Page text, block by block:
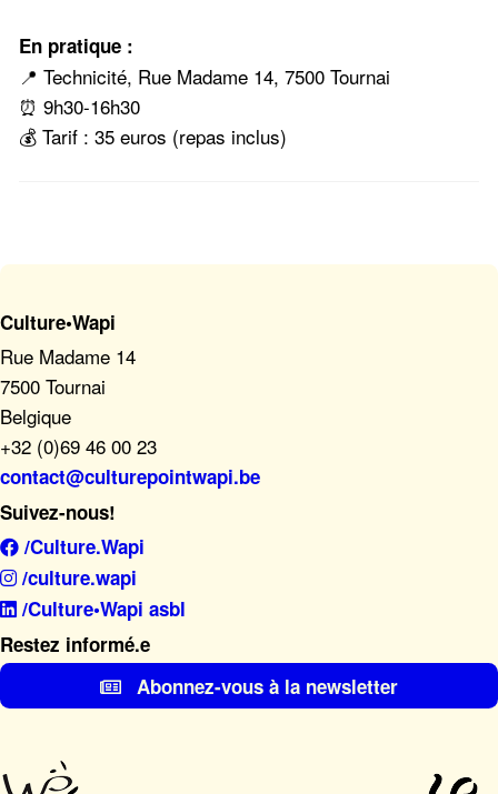
En pratique :
📍 Technicité, Rue Madame 14, 7500 Tournai
⏰ 9h30-16h30
💰 Tarif : 35 euros (repas inclus)
Culture•Wapi
Rue Madame 14
7500 Tournai
Belgique
+32 (0)69 46 00 23
contact@culturepointwapi.be
Suivez-nous!
/Culture.Wapi
/culture.wapi
/Culture•Wapi asbl
Restez informé.e
Abonnez-vous à la newsletter